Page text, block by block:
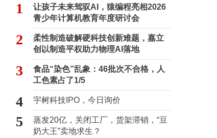
1
让孩子未来驾驭AI，猿编程亮相2026
青少年计算机教育年度研讨会
2
柔性制造破解硬科技创新难题，嘉立
创以制造平权助力物理AI落地
3
食品“染色”乱象：46批次不合格，人
工色素占了1/5
4 宇树科技IPO，今日询价
5
蒸发20亿，关闭工厂，货架滞销，“豆
奶大王”卖地求生？